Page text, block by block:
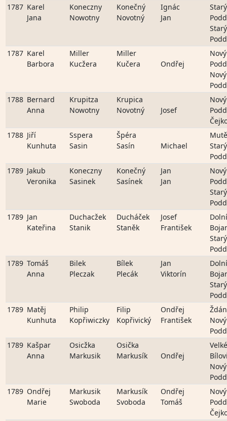
1787 Karel
Jana
Koneczny
Nowotny
Konečný
Novotný
Ignác
Jan
Starý
Starý
1787 Karel
Barbora
Miller
Kucžera
Miller
Kučera
Ondřej
Nový
Nový
1788 Bernard
Anna
Krupitza
Nowotny
Krupica
Novotný
Josef
Nový
1788 Jiří
Kunhuta
Sspera
Sasin
Špéra
Sasín
Michael
Starý
1789 Jakub
Veronika
Koneczny
Sasinek
Konečný
Sasínek
Jan
Jan
Nový
Starý
1789 Jan
Kateřina
Duchacžek
Stanik
Ducháček
Staněk
Josef
František
Dolní
Starý
1789 Tomáš
Anna
Bilek
Pleczak
Bílek
Plecák
Jan
Viktorín
Dolní
Starý
1789 Matěj
Kunhuta
Philip
Kopřiwiczky
Filip
Kopřivický
Ondřej
František
Nový
1789 Kašpar
Anna
Osicžka
Markusik
Osička
Markusík
Ondřej
Velké
Nový
1789 Ondřej
Marie
Markusik
Swoboda
Markusík
Svoboda
Ondřej
Tomáš
Nový